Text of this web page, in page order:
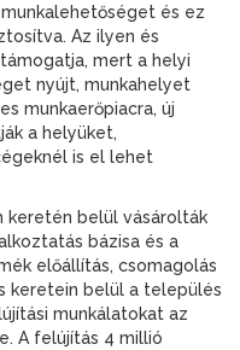
és ez
Az ilyen és
mert a helyi
nyújt, munkahelyet
munkaerőpiacra, új
a helyüket,
is el lehet
keretén belül vásárolták
bázisa és a
előállítás, csomagolás
keretein belül a település
munkálatokat az
A felújítás 4 millió